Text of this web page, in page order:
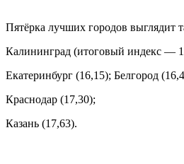
Пятёрка лучших городов выглядит
Калининград (итоговый индекс —
Екатеринбург (16,15); Белгород
Краснодар (17,30);
Казань (17,63).